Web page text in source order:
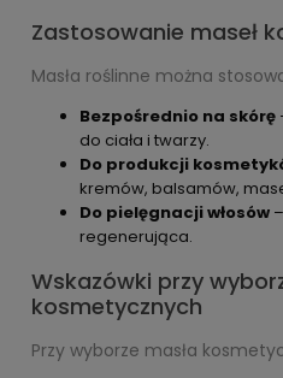
Zastosowanie maseł
Masła roślinne można
Bezpośrednio na skórę
do ciała i twarzy.
Do produkcji
kremów, balsamów,
Do pielęgnacji włosów
regenerująca.
Wskazówki przy
kosmetycznych
Przy wyborze masła